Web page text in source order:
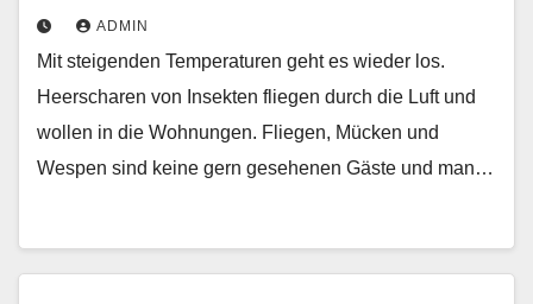
ADMIN
Mit steigenden Temperaturen geht es wieder los.
Heerscharen von Insekten fliegen durch die Luft und
wollen in die Wohnungen. Fliegen, Mücken und
Wespen sind keine gern gesehenen Gäste und man…